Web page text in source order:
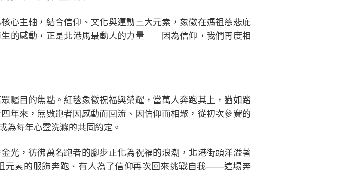
心主軸，結合信仰、文化與運動三大元素，象徵在媽祖慈悲庇
的感動，正是北港馬最動人的力量——因為信仰，我們再度相
矚目的焦點。紅毯象徵祝福與榮耀，當萬人奔跑其上，猶如踏
年來，無數跑者因感動而回流、因信仰而相聚，從初次參賽的
為每年心靈洗滌的共同約定。
光，彷彿萬名跑者的腳步正化為祝福的浪潮，北港街頭洋溢著
元素的服飾奔跑、有人為了信仰再次回來挑戰自我——這場奔